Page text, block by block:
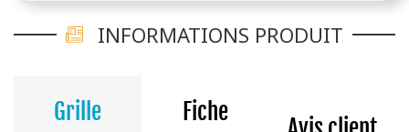
INFORMATIONS PRODUIT
Grille
Fiche